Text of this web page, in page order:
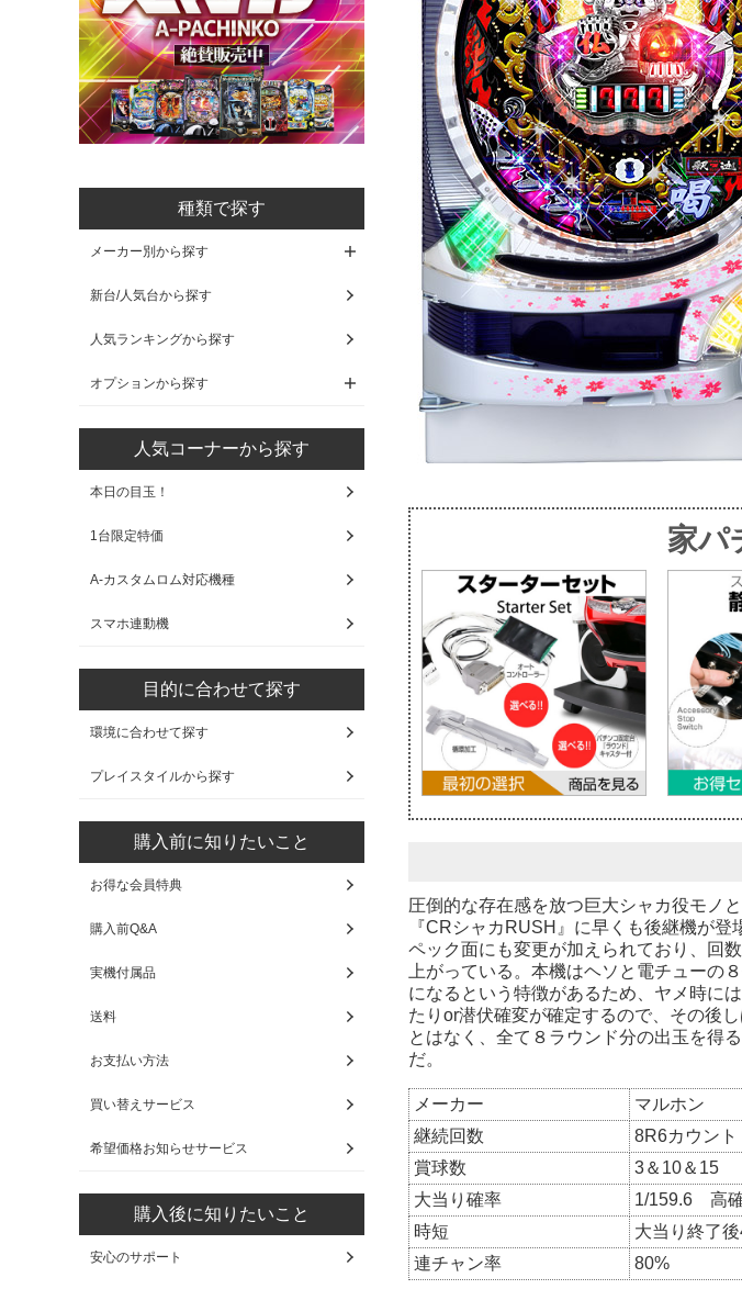
家パ
圧倒的な存在感を放つ巨大シャカ役モノ
『CRシャカRUSH』に早くも後継機が
ペック面にも変更が加えられており、回
上がっている。本機はヘソと電チューの
になるという特徴があるため、ヤメ時に
たりor潜伏確変が確定するので、その後
とはなく、全て８ラウンド分の出玉を得
だ。
メーカー
マルホン
継続回数
8R6カウント
賞球数
3＆10＆15
大当り確率
1/159.6 高
時短
大当り終了後
連チャン率
80%
種類で探す
メーカー別から探す
新台/人気台から探す
人気ランキングから探す
オプションから探す
人気コーナーから探す
本日の目玉！
1台限定特価
A-カスタムロム対応機種
スマホ連動機
目的に合わせて探す
環境に合わせて探す
プレイスタイルから探す
購入前に知りたいこと
お得な会員特典
購入前Q&A
実機付属品
送料
お支払い方法
買い替えサービス
希望価格お知らせサービス
購入後に知りたいこと
安心のサポート